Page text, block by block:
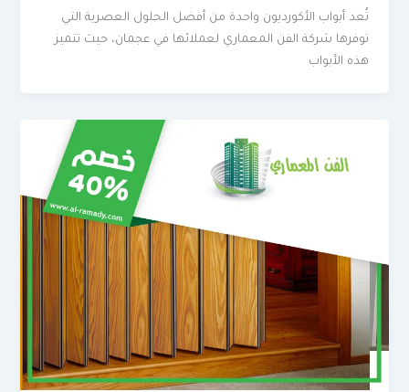
تُعد أبواب الأكورديون واحدة من أفضل الحلول العصرية التي
توفرها شركة الفن المعماري لعملائها في عجمان، حيث تتميز
هذه الأبواب